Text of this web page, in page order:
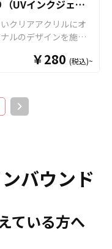
スポーツ、官公庁、同
ズなど様々な業界に
す。特に同人イベン
販売する際には、個性
デザインが映えるアイ
ーやシーンを取り入
とで、ファンにとっ
りますので、同人作家
にもおすすめで
相談ください。
をスタイリッシュに
きるマルチトレイと
活躍します。
（UVインクジェッ
）
クリアアクリルにオ
ルのデザインを施す
」です。 アクリルの裏
れ印刷を施すことで
な見え方が美しい
明感を活かしたデザ
での制作がオススメで
ンナップがございま
で、デザインや用途に
てお選びください。
￥280 (税込)~
バウンド
ている方へ